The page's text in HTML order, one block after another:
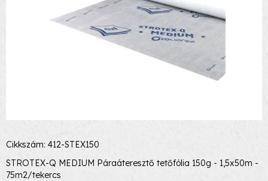
Cikkszám: 412-STEX150
STROTEX-Q MEDIUM Páraáteresztő tetőfólia 150g - 1,5x50m -
75m2/tekercs